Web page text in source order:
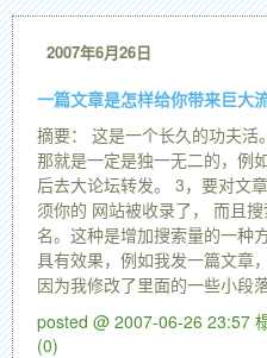
2007年6月26日
一篇文章是怎样给你带来巨大
摘要： 这是一个长久的功夫活
那就是一定是独一无二的，例
后去大论坛转发。 3，要对文
须你的 网站被收录了， 而且
名。这种是增加搜索量的一种
具有效果，例如我发一篇文章
因为我修改了里面的一些小段
posted @ 2007-06-26 23:57
(0)